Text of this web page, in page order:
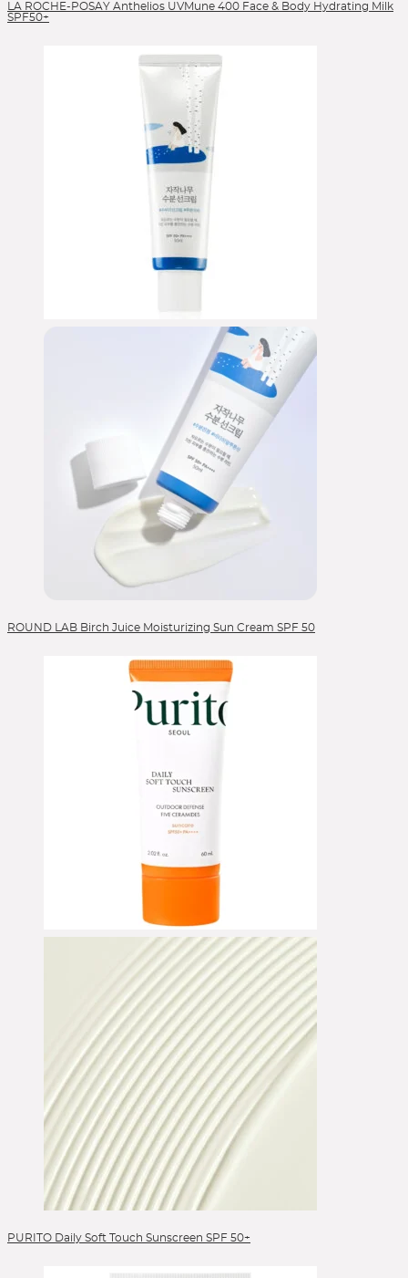
LA ROCHE-POSAY Anthelios UVMune 400 Face & Body Hydrating Milk
SPF50+
ROUND LAB Birch Juice Moisturizing Sun Cream SPF 50
PURITO Daily Soft Touch Sunscreen SPF 50+